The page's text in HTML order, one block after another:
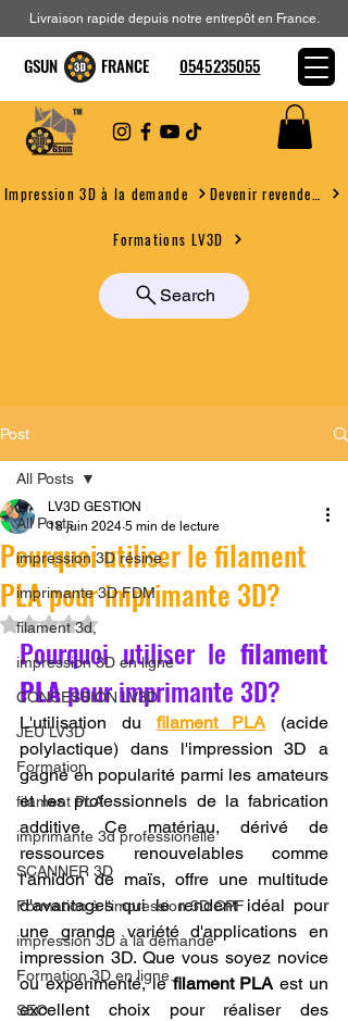
Impression 3D à la demande
Formations LV3D
Search
Livraison rapide depuis notre entrepôt en France.
GSUN FRANCE 0545235055
Post
All Posts
impression 3D résine.
imprimante 3D FDM
filament 3d,
impression 3D en ligne
CONCESSION LV3D
JEU LV3D
Formation
filament PLA
imprimante 3d professionelle
SCANNER 3D
Formation à l'impression 3D CPF
impression 3D à la demande
Formation 3D en ligne.
SEO
All Posts
Pourquoi utiliser le filament
PLA pour imprimante 3D?
LV3D GESTION
18 juin 2024 5 min de lecture
Noté NaN étoiles sur 5.
Pourquoi utiliser le filament
PLA pour imprimante 3D?
L'utilisation du filament PLA (acide
polylactique) dans l'impression 3D a
gagné en popularité parmi les amateurs
et les professionnels de la fabrication
additive. Ce matériau, dérivé de
ressources renouvelables comme
l'amidon de maïs, offre une multitude
d'avantages qui le rendent idéal pour
une grande variété d'applications en
impression 3D. Que vous soyez novice
ou expérimenté, le filament PLA est un
excellent choix pour réaliser des